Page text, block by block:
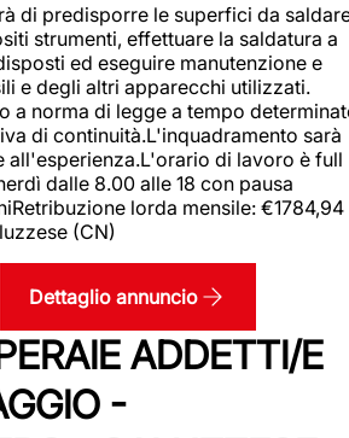
di predisporre le superfici da
strumenti, effettuare la saldatura a
ed eseguire manutenzione e
e degli altri apparecchi utilizzati.
a norma di legge a tempo
di continuità.L'inquadramento sarà
all'esperienza.L'orario di lavoro è full
dalle 8.00 alle 18 con pausa
lorda mensile: €1784,94
(CN)
Dettaglio annuncio
ADDETTI/E
-